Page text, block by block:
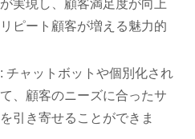
実現し、顧客満足度が向上
ピート顧客が増える魅力的
: チャットボットや個別化され
、顧客のニーズに合ったサ
引き寄せることができま